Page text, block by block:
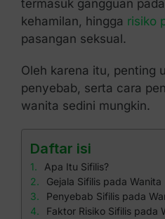
termasuk gangguan
kehamilan, hingga risiko
pasangan seksual.
Oleh karena itu, penting
penyebab, serta cara
wanita sedini mungkin.
Daftar isi
Apa Itu Sifilis?
Gejala Sifilis pada Wanita
Penyebab Sifilis pada
Faktor Risiko Sifilis pada